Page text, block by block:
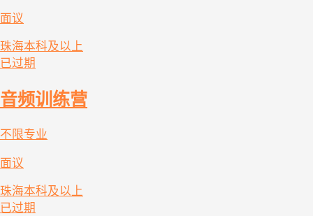
面议
珠海本科及以上
已过期
音频训练营
不限专业
面议
珠海本科及以上
已过期